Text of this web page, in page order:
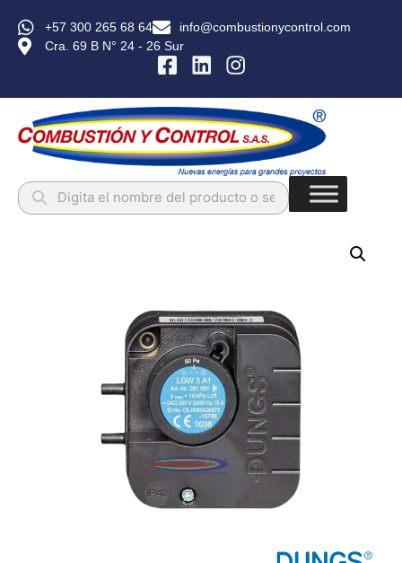
+57 300 265 68 64
info@combustionycontrol.com
Cra. 69 B N° 24 - 26 Sur